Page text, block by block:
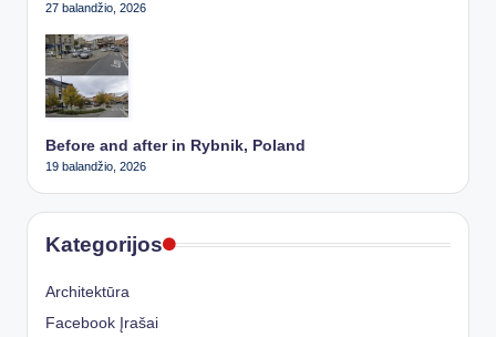
27 balandžio, 2026
Before and after in Rybnik, Poland
19 balandžio, 2026
Kategorijos
Architektūra
Facebook Įrašai